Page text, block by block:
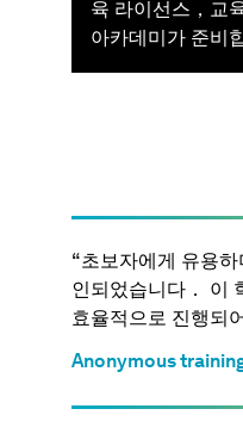
육 라이선스，교
아카데미가 준비
“ 초보자에게 유용
인되었습니다． 이
효율적으로 진행되
Anonymous